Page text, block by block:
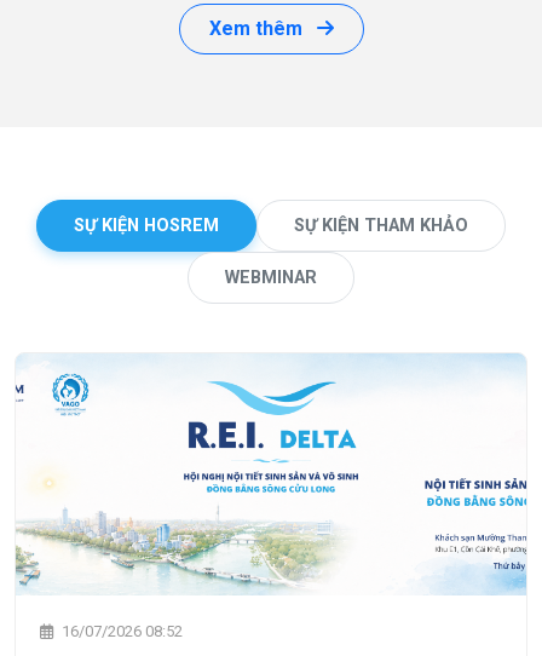
Xem thêm
SỰ KIỆN HOSREM SỰ KIỆN THAM KHẢO
WEBMINAR
16/07/2026 08:52